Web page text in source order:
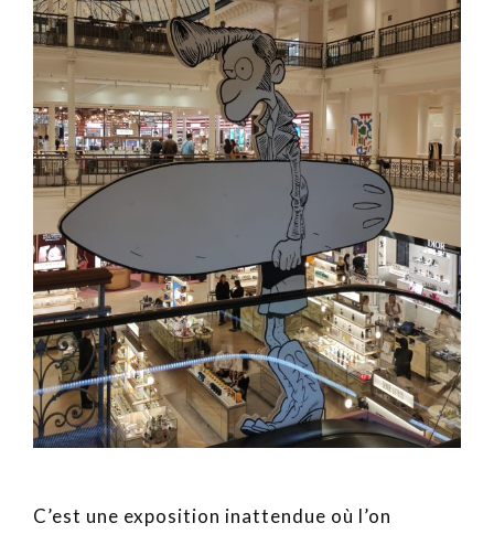
C’est une exposition inattendue où l’on